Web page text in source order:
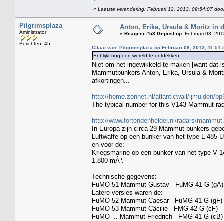
« Laatste verandering: Februari 12, 2013, 09:54:07
Pilgrimsplaza
Aministrator
Berichten: 45
Anton, Erika, Ursula & Moritz in
« Reageer #53 Gepost op: Februari 08,
Citaat van: Pilgrimsplaza op Februari 08, 2013,
Er blijkt nog een wereld te ontdekken:
Niet om het ingewikkeld te maken [want dat
Mammutbunkers Anton, Erika, Ursula &
afkortingen...
http://home.zonnet.nl/atlanticwall/ijmuiden/
The typical number for this V143 Mammut
http://www.fortendenhelder.nl/radars/
In Europa zijn circa 29 Mammut-bunkers
Luftwaffe op een bunker van het type L 485
en voor de:
Kriegsmarine op een bunker van het type V
1.800 mÂ³.
Technische gegevens:
FuMO 51 Mammut Gustav - FuMG 41 G (gA)
Latere versies waren de:
FuMO 52 Mammut Caesar - FuMG 41 G (gF)
FuMO 53 Mammut Cäcilie - FMG 42 G (cF)
FuMO .. Mammut Friedrich - FMG 41 G (cB)